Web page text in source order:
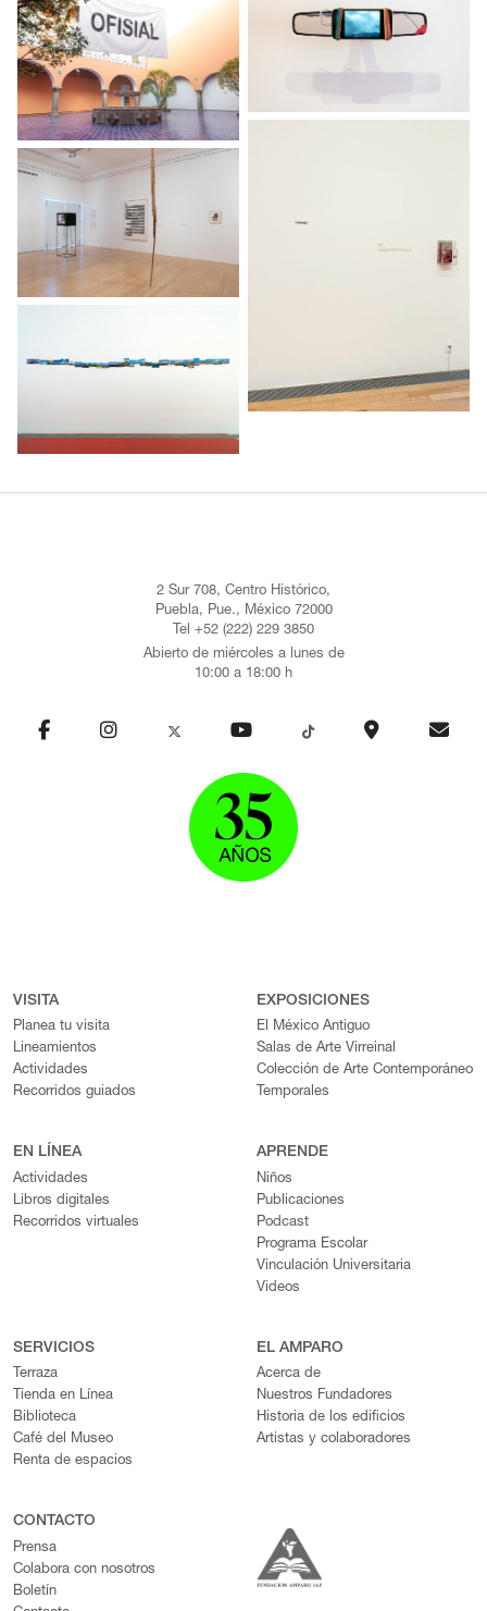
2 Sur 708, Centro Histórico,
Puebla, Pue., México 72000
Tel +52 (222) 229 3850
Abierto de miércoles a lunes de
10:00 a 18:00 h
VISITA
Planea tu visita
Lineamientos
Actividades
Recorridos guiados
EXPOSICIONES
El México Antiguo
Salas de Arte Virreinal
Colección de Arte Contemporáneo
Temporales
EN LÍNEA
Actividades
Libros digitales
Recorridos virtuales
APRENDE
Niños
Publicaciones
Podcast
Programa Escolar
Vinculación Universitaria
Videos
SERVICIOS
Terraza
Tienda en Línea
Biblioteca
Café del Museo
Renta de espacios
EL AMPARO
Acerca de
Nuestros Fundadores
Historia de los edificios
Artistas y colaboradores
CONTACTO
Prensa
Colabora con nosotros
Boletín